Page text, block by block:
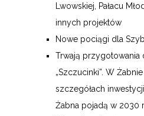
Lwowskiej, Pałacu
innych projektów
Nowe pociągi dla
Trwają przygotowania
„Szczucinki”. W
szczegółach
Żabna pojadą w 2030